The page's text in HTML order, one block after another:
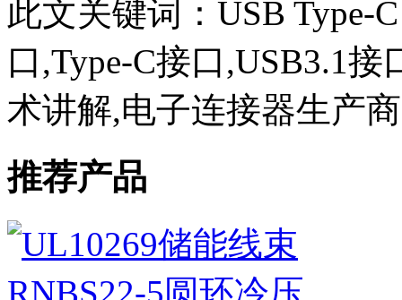
此文关键词： USB Type-
口,Type-C接口,USB3.1
术讲解,电子连接器生产商
推荐产品